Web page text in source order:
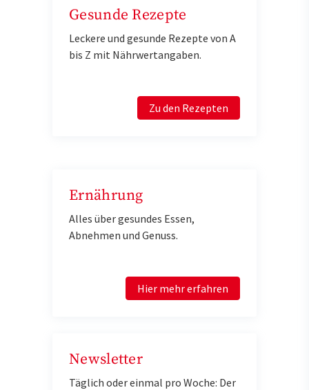
Gesunde Rezepte
Leckere und gesunde Rezepte von A
bis Z mit Nährwertangaben.
Zu den Rezepten
Ernährung
Alles über gesundes Essen,
Abnehmen und Genuss.
Hier mehr erfahren
Newsletter
Täglich oder einmal pro Woche: Der